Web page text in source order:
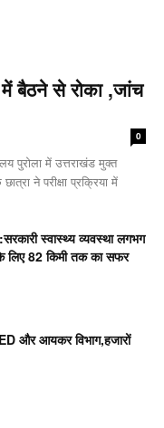
में बैठने से रोका ,जांच
0
पुरोला में उत्तराखंड मुक्त
ने परीक्षा प्रक्रिया में
स्वास्थ्य व्यवस्था लगभग
लिए 82 किमी तक का सफर
और आयकर विभाग,हजारों